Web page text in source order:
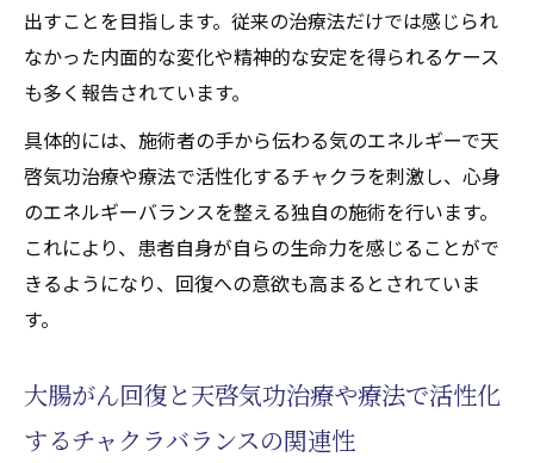
出すことを目指します。従来の治療法だけでは感じられ
なかった内面的な変化や精神的な安定を得られるケース
も多く報告されています。
具体的には、施術者の手から伝わる気のエネルギーで天
啓気功治療や療法で活性化するチャクラを刺激し、心身
のエネルギーバランスを整える独自の施術を行います。
これにより、患者自身が自らの生命力を感じることがで
きるようになり、回復への意欲も高まるとされていま
す。
大腸がん回復と天啓気功治療や療法で活性化
するチャクラバランスの関連性